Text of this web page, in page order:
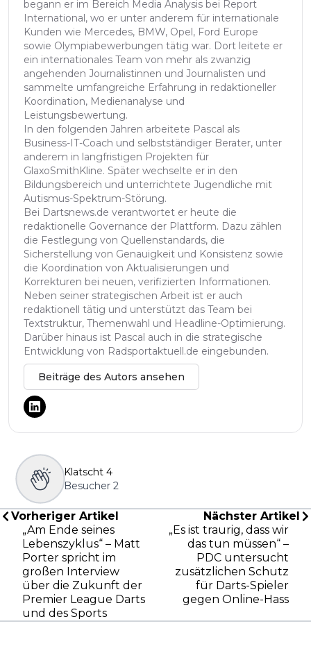
begann er im Bereich Media Analysis bei Report
International, wo er unter anderem für internationale
Kunden wie Mercedes, BMW, Opel, Ford Europe
sowie Olympiabewerbungen tätig war. Dort leitete er
ein internationales Team von mehr als zwanzig
angehenden Journalistinnen und Journalisten und
sammelte umfangreiche Erfahrung in redaktioneller
Koordination, Medienanalyse und
Leistungsbewertung.
In den folgenden Jahren arbeitete Pascal als
Business-IT-Coach und selbstständiger Berater, unter
anderem in langfristigen Projekten für
GlaxoSmithKline. Später wechselte er in den
Bildungsbereich und unterrichtete Jugendliche mit
Autismus-Spektrum-Störung.
Bei Dartsnews.de verantwortet er heute die
redaktionelle Governance der Plattform. Dazu zählen
die Festlegung von Quellenstandards, die
Sicherstellung von Genauigkeit und Konsistenz sowie
die Koordination von Aktualisierungen und
Korrekturen bei neuen, verifizierten Informationen.
Neben seiner strategischen Arbeit ist er auch
redaktionell tätig und unterstützt das Team bei
Textstruktur, Themenwahl und Headline-Optimierung.
Darüber hinaus ist Pascal auch in die strategische
Entwicklung von Radsportaktuell.de eingebunden.
Beiträge des Autors ansehen
Klatscht 4
Besucher 2
Vorheriger Artikel
„Am Ende seines
Lebenszyklus“ – Matt
Porter spricht im
großen Interview
über die Zukunft der
Premier League Darts
und des Sports
Nächster Artikel
„Es ist traurig, dass wir
das tun müssen“ –
PDC untersucht
zusätzlichen Schutz
für Darts-Spieler
gegen Online-Hass